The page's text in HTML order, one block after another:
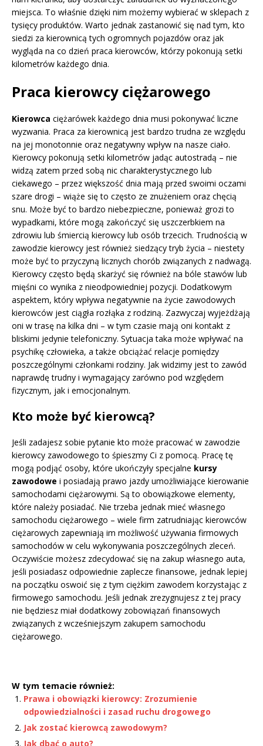
miejsca. To właśnie dzięki nim możemy wybierać w sklepach z
tysięcy produktów. Warto jednak zastanowić się nad tym, kto
siedzi za kierownicą tych ogromnych pojazdów oraz jak
wygląda na co dzień praca kierowców, którzy pokonują setki
kilometrów każdego dnia.
Praca kierowcy ciężarowego
Kierowca ciężarówek każdego dnia musi pokonywać liczne
wyzwania. Praca za kierownicą jest bardzo trudna ze względu
na jej monotonnie oraz negatywny wpływ na nasze ciało.
Kierowcy pokonują setki kilometrów jadąc autostradą – nie
widzą zatem przed sobą nic charakterystycznego lub
ciekawego – przez większość dnia mają przed swoimi oczami
szare drogi – wiąże się to często ze znużeniem oraz chęcią
snu. Może być to bardzo niebezpieczne, ponieważ grozi to
wypadkami, które mogą zakończyć się uszczerbkiem na
zdrowiu lub śmiercią kierowcy lub osób trzecich. Trudnością w
zawodzie kierowcy jest również siedzący tryb życia – niestety
może być to przyczyną licznych chorób związanych z nadwagą.
Kierowcy często będą skarżyć się również na bóle stawów lub
mięśni co wynika z nieodpowiedniej pozycji. Dodatkowym
aspektem, który wpływa negatywnie na życie zawodowych
kierowców jest ciągła rozłąka z rodziną. Zazwyczaj wyjeżdżają
oni w trasę na kilka dni – w tym czasie mają oni kontakt z
bliskimi jedynie telefoniczny. Sytuacja taka może wpływać na
psychikę człowieka, a także obciążać relacje pomiędzy
poszczególnymi członkami rodziny. Jak widzimy jest to zawód
naprawdę trudny i wymagający zarówno pod względem
fizycznym, jak i emocjonalnym.
Kto może być kierowcą?
Jeśli zadajesz sobie pytanie kto może pracować w zawodzie
kierowcy zawodowego to śpieszmy Ci z pomocą. Pracę tę
mogą podjąć osoby, które ukończyły specjalne kursy
zawodowe i posiadają prawo jazdy umożliwiające kierowanie
samochodami ciężarowymi. Są to obowiązkowe elementy,
które należy posiadać. Nie trzeba jednak mieć własnego
samochodu ciężarowego – wiele firm zatrudniając kierowców
ciężarowych zapewniają im możliwość używania firmowych
samochodów w celu wykonywania poszczególnych zleceń.
Oczywiście możesz zdecydować się na zakup własnego auta,
jeśli posiadasz odpowiednie zaplecze finansowe, jednak lepiej
na początku oswoić się z tym ciężkim zawodem korzystając z
firmowego samochodu. Jeśli jednak zrezygnujesz z tej pracy
nie będziesz miał dodatkowy zobowiązań finansowych
związanych z wcześniejszym zakupem samochodu
ciężarowego.
W tym temacie również:
Prawa i obowiązki kierowcy: Zrozumienie
odpowiedzialności i zasad ruchu drogowego
Jak zostać kierowcą zawodowym?
Jak dbać o auto?